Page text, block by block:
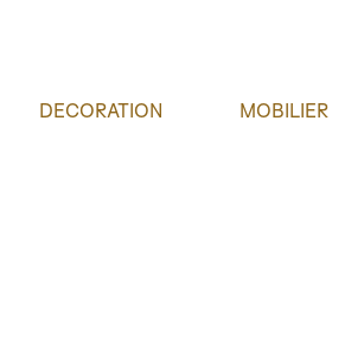
DECORATION MOBILIER